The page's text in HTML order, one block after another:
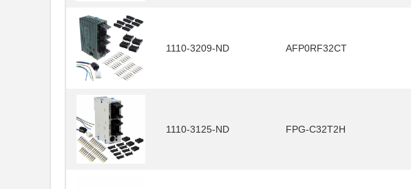
1110-3209-ND AFP0RF32CT
1110-3125-ND FPG-C32T2H